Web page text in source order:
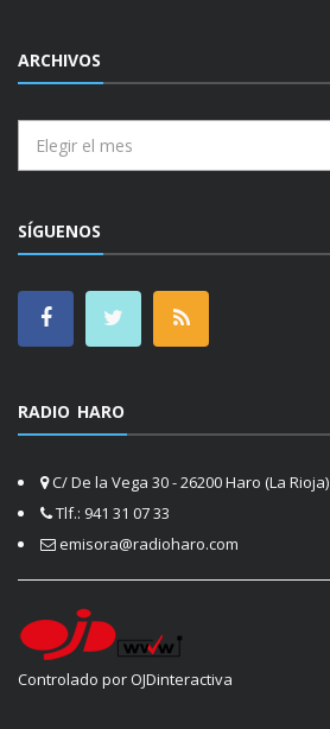
ARCHIVOS
SÍGUENOS
RADIO HARO
C/ De la Vega 30 - 26200 Haro (La Rioja)
Tlf.: 941 31 07 33
emisora@radioharo.com
Controlado por OJDinteractiva